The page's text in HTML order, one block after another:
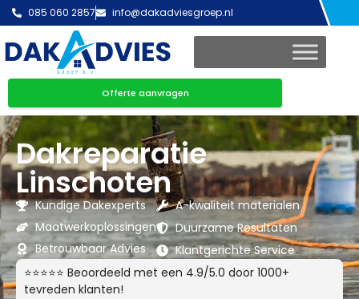
085 060 2857 info@dakadviesgroep.nl
Offerte aanvragen
Dakreparatie
Linschoten
Kundige Dakexperts
Maatwerkoplossingen
Betrouwbaar Advies
A-kwaliteit materialen
Duurzame Resultaten
Klantgerichte Service
⭐⭐⭐⭐⭐ Beoordeeld met een 4.9/5.0 door 1000+
tevreden klanten!